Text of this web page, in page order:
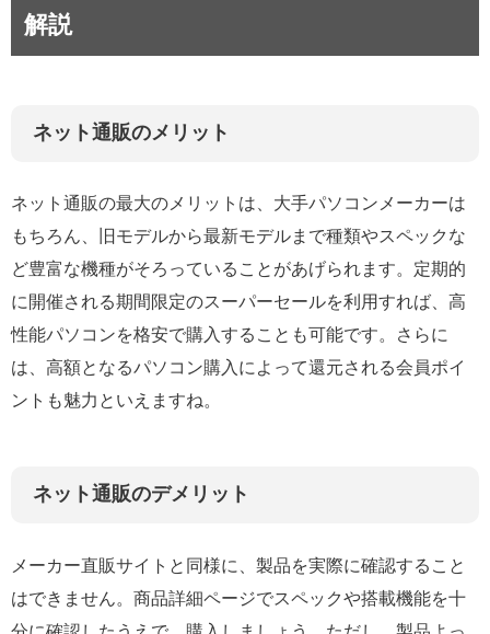
解説
ネット通販のメリット
ネット通販の最大のメリットは、大手パソコンメーカーは
もちろん、旧モデルから最新モデルまで種類やスペックな
ど豊富な機種がそろっていることがあげられます。定期的
に開催される期間限定のスーパーセールを利用すれば、高
性能パソコンを格安で購入することも可能です。さらに
は、高額となるパソコン購入によって還元される会員ポイ
ントも魅力といえますね。
ネット通販のデメリット
メーカー直販サイトと同様に、製品を実際に確認すること
はできません。商品詳細ページでスペックや搭載機能を十